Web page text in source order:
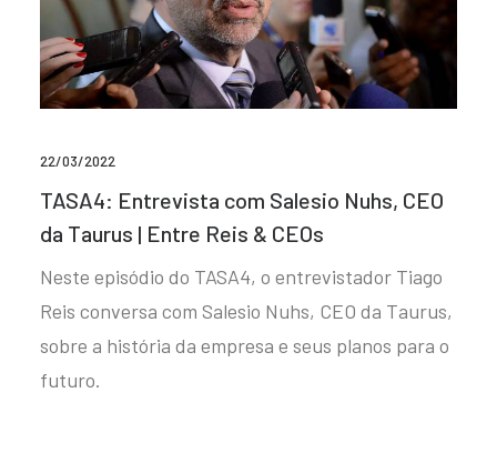
22/03/2022
TASA4: Entrevista com Salesio Nuhs, CEO
da Taurus | Entre Reis & CEOs
Neste episódio do TASA4, o entrevistador Tiago
Reis conversa com Salesio Nuhs, CEO da Taurus,
sobre a história da empresa e seus planos para o
futuro.